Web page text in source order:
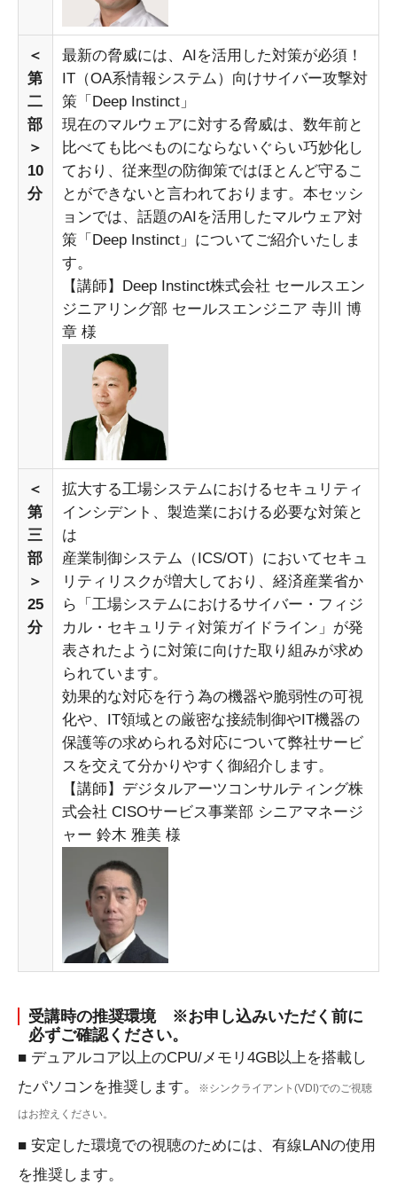
＜
第
二
部
＞
10
分
最新の脅威には、AIを活用した対策が必須！
IT（OA系情報システム）向けサイバー攻撃対
策「Deep Instinct」
現在のマルウェアに対する脅威は、数年前と
比べても比べものにならないぐらい巧妙化し
ており、従来型の防御策ではほとんど守るこ
とができないと言われております。本セッシ
ョンでは、話題のAIを活用したマルウェア対
策「Deep Instinct」についてご紹介いたしま
す。
【講師】Deep Instinct株式会社 セールスエン
ジニアリング部 セールスエンジニア 寺川 博
章 様
＜
第
三
部
＞
25
分
拡大する工場システムにおけるセキュリティ
インシデント、製造業における必要な対策と
は
産業制御システム（ICS/OT）においてセキュ
リティリスクが増大しており、経済産業省か
ら「工場システムにおけるサイバー・フィジ
カル・セキュリティ対策ガイドライン」が発
表されたように対策に向けた取り組みが求め
られています。
効果的な対応を行う為の機器や脆弱性の可視
化や、IT領域との厳密な接続制御やIT機器の
保護等の求められる対応について弊社サービ
スを交えて分かりやすく御紹介します。
【講師】デジタルアーツコンサルティング株
式会社 CISOサービス事業部 シニアマネージ
ャー 鈴木 雅美 様
受講時の推奨環境 ※お申し込みいただく前に
必ずご確認ください。
■ デュアルコア以上のCPU/メモリ4GB以上を搭載し
たパソコンを推奨します。
※シンクライアント(VDI)でのご視聴
はお控えください。
■ 安定した環境での視聴のためには、有線LANの使⽤
を推奨します。